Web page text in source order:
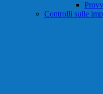
Controlli sulle